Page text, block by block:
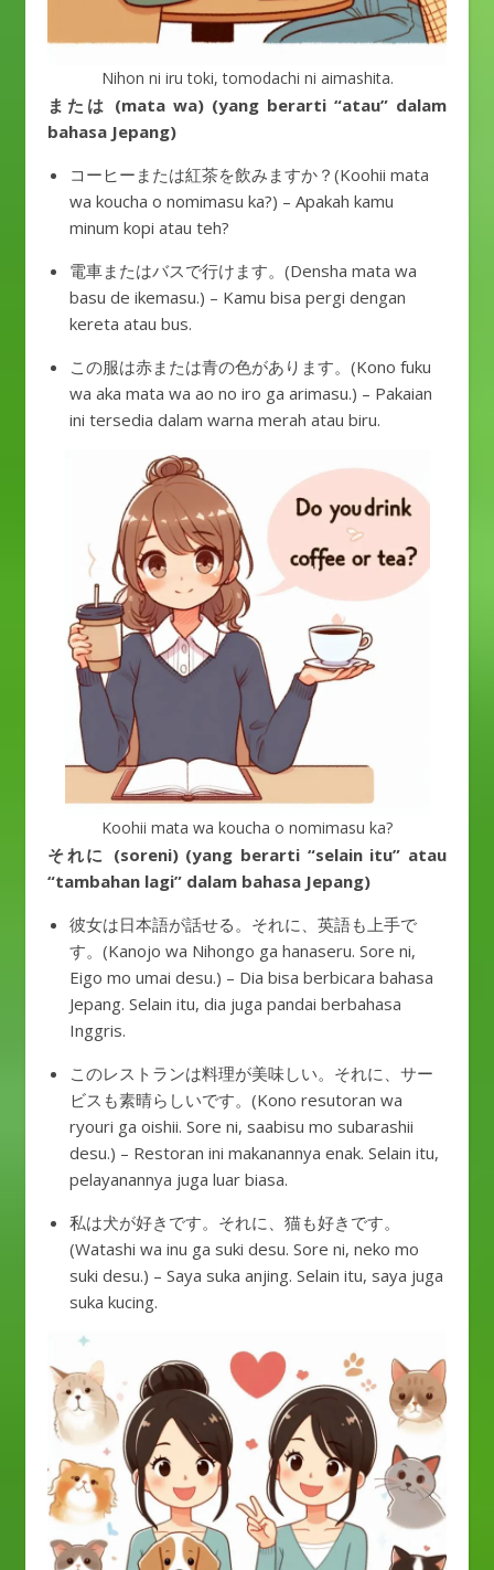
Nihon ni iru toki, tomodachi ni aimashita.
または (mata wa) (yang berarti “atau” dalam
bahasa Jepang)
コーヒーまたは紅茶を飲みますか？(Koohii mata
wa koucha o nomimasu ka?) – Apakah kamu
minum kopi atau teh?
電車またはバスで行けます。(Densha mata wa
basu de ikemasu.) – Kamu bisa pergi dengan
kereta atau bus.
この服は赤または青の色があります。(Kono fuku
wa aka mata wa ao no iro ga arimasu.) – Pakaian
ini tersedia dalam warna merah atau biru.
Koohii mata wa koucha o nomimasu ka?
それに (soreni) (yang berarti “selain itu” atau
“tambahan lagi” dalam bahasa Jepang)
彼女は日本語が話せる。それに、英語も上手で
す。(Kanojo wa Nihongo ga hanaseru. Sore ni,
Eigo mo umai desu.) – Dia bisa berbicara bahasa
Jepang. Selain itu, dia juga pandai berbahasa
Inggris.
このレストランは料理が美味しい。それに、サー
ビスも素晴らしいです。(Kono resutoran wa
ryouri ga oishii. Sore ni, saabisu mo subarashii
desu.) – Restoran ini makanannya enak. Selain itu,
pelayanannya juga luar biasa.
私は犬が好きです。それに、猫も好きです。
(Watashi wa inu ga suki desu. Sore ni, neko mo
suki desu.) – Saya suka anjing. Selain itu, saya juga
suka kucing.